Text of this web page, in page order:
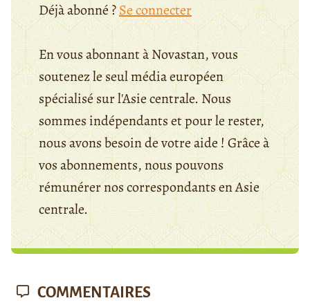
Déjà abonné ?Se connecter
En vous abonnant à Novastan, vous
soutenez le seul média européen
spécialisé sur l'Asie centrale. Nous
sommes indépendants et pour le rester,
nous avons besoin de votre aide ! Grâce à
vos abonnements, nous pouvons
rémunérer nos correspondants en Asie
centrale.
COMMENTAIRES